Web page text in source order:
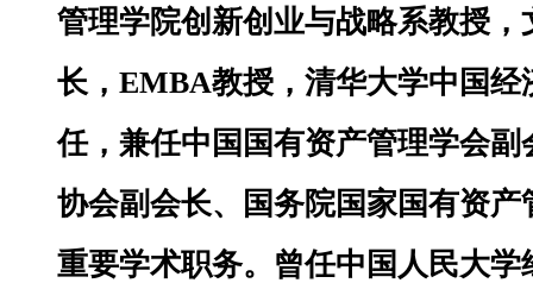
管理学院创新创业与战略系教授，
长，EMBA教授，清华大学中国经
任，兼任中国国有资产管理学会
协会副会长、国务院国家国有资
重要学术职务。曾任中国人民大